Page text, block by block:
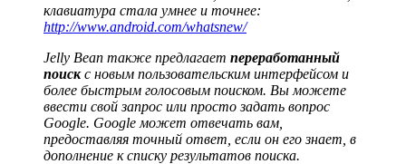
клавиатура стала умнее и точнее:
http://www.android.com/whatsnew/
Jelly Bean также предлагает переработанный
поискс новым пользовательским интерфейсом и
более быстрым голосовым поиском. Вы можете
ввести свой запрос или просто задать вопрос
Google. Google может отвечать вам,
предоставляя точный ответ, если он его знает, в
дополнение к списку результатов поиска.